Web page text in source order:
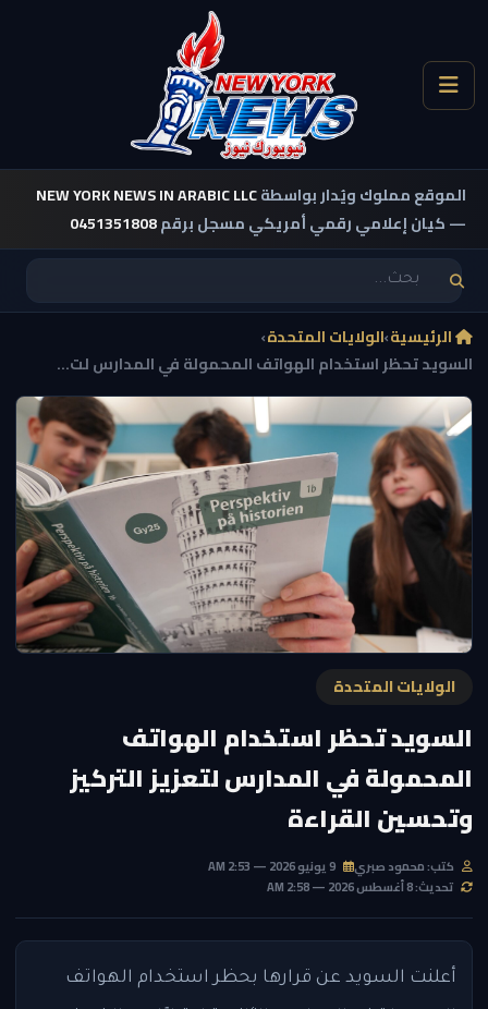
الموقع مملوك ويُدار بواسطةNEW YORK NEWS IN ARABIC LLC
— كيان إعلامي رقمي أمريكي مسجل برقم0451351808
الرئيسية›الولايات المتحدة›
السويد تحظر استخدام الهواتف المحمولة في المدارس لت...
الولايات المتحدة
السويد تحظر استخدام الهواتف
المحمولة في المدارس لتعزيز التركيز
وتحسين القراءة
كتب: محمود صبري
تحديث: 8 أغسطس 2026 — 2:58 AM
أعلنت السويد عن قرارها بحظر استخدام الهواتف